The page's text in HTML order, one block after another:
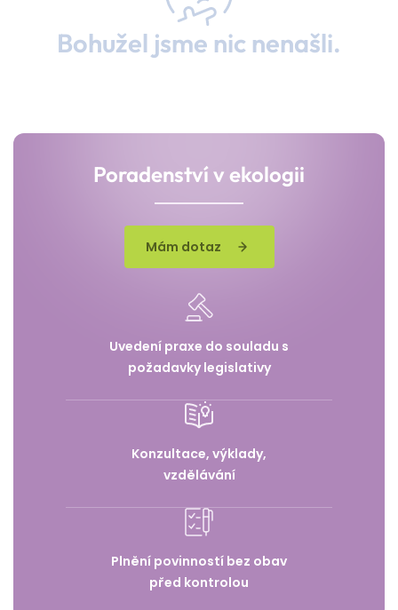
Bohužel jsme nic nenašli.
Poradenství v ekologii
Mám dotaz
Uvedení praxe do souladu s
požadavky legislativy
Konzultace, výklady,
vzdělávání
Plnění povinností bez obav
před kontrolou